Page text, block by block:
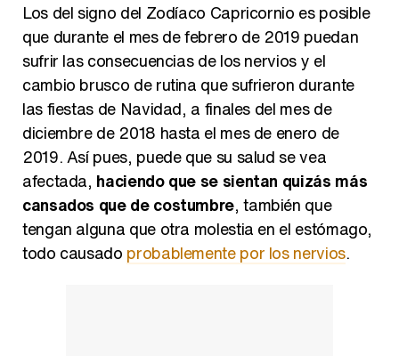
Los del signo del Zodíaco Capricornio es posible
que durante el mes de febrero de 2019 puedan
sufrir las consecuencias de los nervios y el
cambio brusco de rutina que sufrieron durante
las fiestas de Navidad, a finales del mes de
diciembre de 2018 hasta el mes de enero de
2019. Así pues, puede que su salud se vea
afectada, haciendo que se sientan quizás más
cansados que de costumbre, también que
tengan alguna que otra molestia en el estómago,
todo causado probablemente por los nervios.